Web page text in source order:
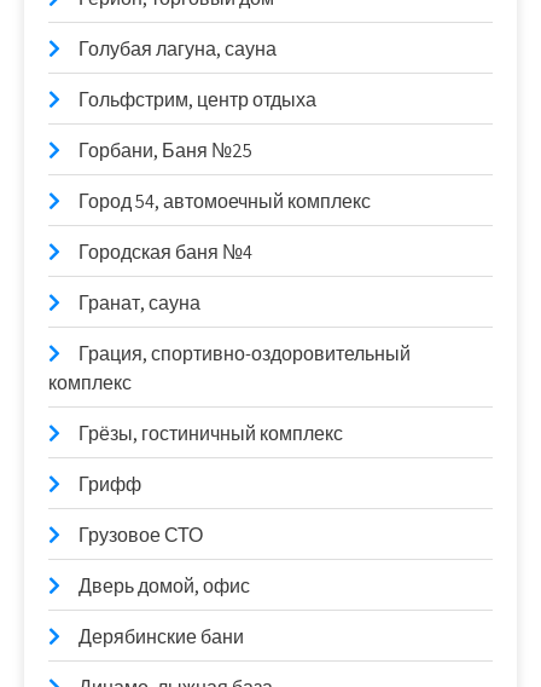
Голубая лагуна, сауна
Гольфстрим, центр отдыха
Горбани, Баня №25
Город 54, автомоечный комплекс
Городская баня №4
Гранат, сауна
Грация, спортивно-оздоровительный
комплекс
Грёзы, гостиничный комплекс
Грифф
Грузовое СТО
Дверь домой, офис
Дерябинские бани